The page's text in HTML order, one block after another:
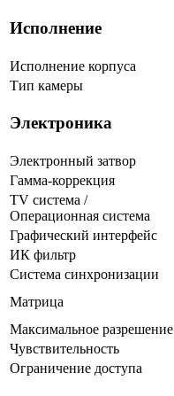
Исполнение
Исполнение корпуса
Тип камеры
Электроника
Электронный затвор
Гамма-коррекция
TV система /
Операционная система
Графический интерфейс
ИК фильтр
Система синхронизации
Матрица
Максимальное разрешение
Чувствительность
Ограничение доступа